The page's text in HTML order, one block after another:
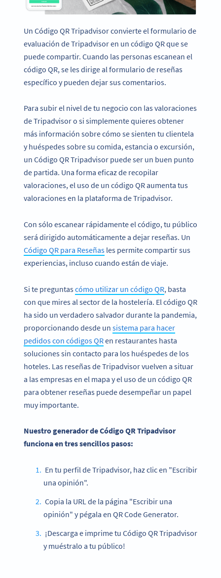
Un Código QR Tripadvisor convierte el formulario de
evaluación de Tripadvisor en un código QR que se
puede compartir. Cuando las personas escanean el
código QR, se les dirige al formulario de reseñas
específico y pueden dejar sus comentarios.
Para subir el nivel de tu negocio con las valoraciones
de Tripadvisor o si simplemente quieres obtener
más información sobre cómo se sienten tu clientela
y huéspedes sobre su comida, estancia o excursión,
un Código QR Tripadvisor puede ser un buen punto
de partida. Una forma eficaz de recopilar
valoraciones, el uso de un código QR aumenta tus
valoraciones en la plataforma de Tripadvisor.
Con sólo escanear rápidamente el código, tu público
será dirigido automáticamente a dejar reseñas. Un
Código QR para Reseñas les permite compartir sus
experiencias, incluso cuando están de viaje.
Si te preguntascómo utilizar un código QR, basta
con que mires al sector de la hostelería. El código QR
ha sido un verdadero salvador durante la pandemia,
proporcionando desde un sistema para hacer
pedidos con códigos QRen restaurantes hasta
soluciones sin contacto para los huéspedes de los
hoteles. Las reseñas de Tripadvisor vuelven a situar
a las empresas en el mapa y el uso de un código QR
para obtener reseñas puede desempeñar un papel
muy importante.
Nuestro generador de Código QR Tripadvisor
funciona en tres sencillos pasos:
En tu perfil de Tripadvisor, haz clic en "Escribir
una opinión".
Copia la URL de la página "Escribir una
opinión" y pégala en QR Code Generator.
¡Descarga e imprime tu Código QR Tripadvisor
y muéstralo a tu público!